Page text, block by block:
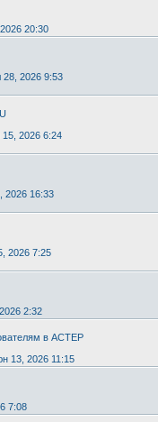
20:30
28, 2026 9:53
2026 6:24
2026 16:33
2026 7:25
2:32
в АСТЕР
13, 2026 11:15
7:08